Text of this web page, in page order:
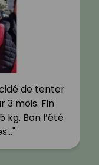
de tenter
3 mois. Fin
kg. Bon l’été